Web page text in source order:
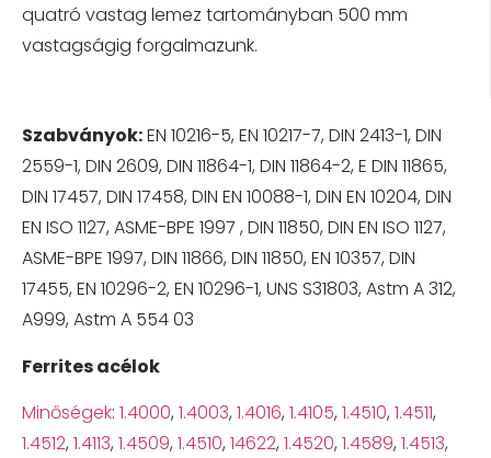
quatró vastag lemez tartományban 500 mm
vastagságig forgalmazunk.
Szabványok:EN 10216-5, EN 10217-7, DIN 2413-1, DIN
2559-1, DIN 2609, DIN 11864-1, DIN 11864-2, E DIN 11865,
DIN 17457, DIN 17458, DIN EN 10088-1, DIN EN 10204, DIN
EN ISO 1127, ASME-BPE 1997 , DIN 11850, DIN EN ISO 1127,
ASME-BPE 1997, DIN 11866, DIN 11850, EN 10357, DIN
17455, EN 10296-2, EN 10296-1, UNS S31803, Astm A 312,
A999, Astm A 554 03
Ferrites acélok
Minőségek: 1.4000, 1.4003, 1.4016, 1.4105, 1.4510, 1.4511,
1.4512, 1.4113, 1.4509, 1.4510, 14622, 1.4520, 1.4589, 1.4513,